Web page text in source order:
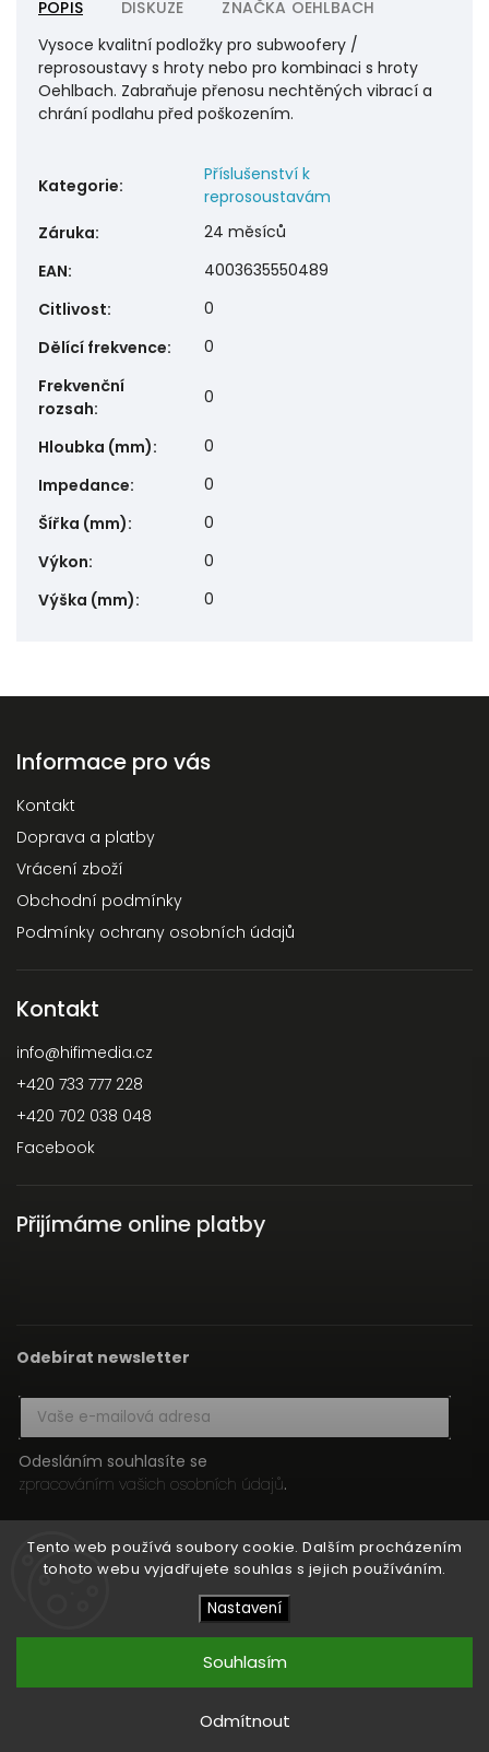
Tento web používá soubory cookie. Dalším procházením
tohoto webu vyjadřujete souhlas s jejich používáním.
Nastavení
Odmítnout
Souhlasím
POPIS DISKUZE ZNAČKA OEHLBACH
Vysoce kvalitní podložky pro subwoofery /
reprosoustavy s hroty nebo pro kombinaci s hroty
Oehlbach. Zabraňuje přenosu nechtěných vibrací a
chrání podlahu před poškozením.
Kategorie:
Příslušenství k
reprosoustavám
Záruka:
24 měsíců
EAN:
4003635550489
Citlivost:
0
Dělící frekvence:
0
Frekvenční
rozsah:
0
Hloubka (mm):
0
Impedance:
0
Šířka (mm):
0
Výkon:
0
Výška (mm): 0
Informace pro vás
Kontakt
Doprava a platby
Vrácení zboží
Obchodní podmínky
Podmínky ochrany osobních údajů
Kontakt
info@hifimedia.cz
+420 733 777 228
+420 702 038 048
Facebook
Přijímáme online platby
Odebírat newsletter
Odesláním souhlasíte se
zpracováním vašich osobních údajů.
HIFI MEDIA. Všechna práva vyhrazena.
Upravit nastavení cookies